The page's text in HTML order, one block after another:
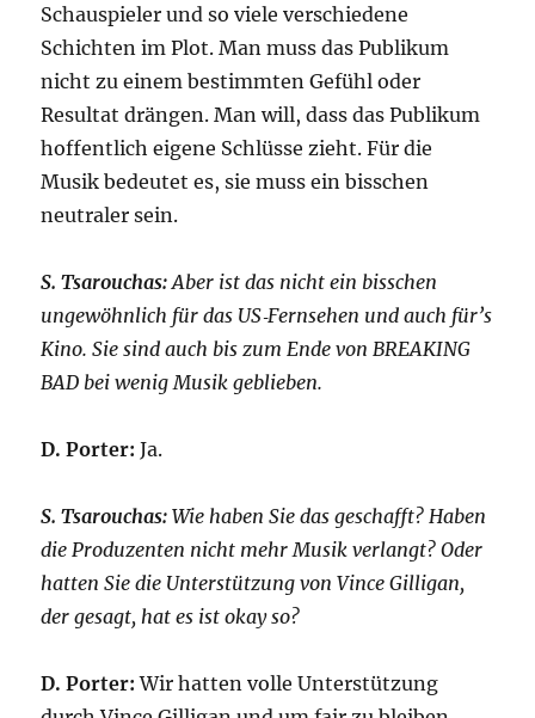
Schauspieler und so viele verschiedene
Schichten im Plot. Man muss das Publikum
nicht zu einem bestimmten Gefühl oder
Resultat drängen. Man will, dass das Publikum
hoffentlich eigene Schlüsse zieht. Für die
Musik bedeutet es, sie muss ein bisschen
neutraler sein.
S. Tsarouchas: Aber ist das nicht ein bisschen
ungewöhnlich für das US‑Fernsehen und auch für’s
Kino. Sie sind auch bis zum Ende von BREAKING
BAD bei wenig Musik geblieben.
D. Porter: Ja.
S. Tsarouchas: Wie haben Sie das geschafft? Haben
die Produzenten nicht mehr Musik verlangt? Oder
hatten Sie die Unterstützung von Vince Gilligan,
der gesagt, hat es ist okay so?
D. Porter: Wir hatten volle Unterstützung